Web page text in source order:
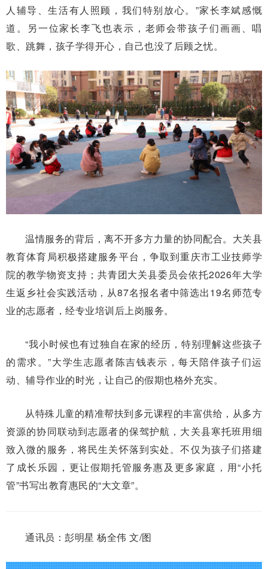
人辅导、生活有人照顾，我们特别放心。”家长李斌感慨
道。另一位家长李飞也表示，老师会带孩子们画画、唱
歌、跳舞，孩子学得开心，自己也没了后顾之忧。
温情服务的背后，离不开多方力量的协同配合。大关县
教育体育局积极搭建服务平台，争取到重庆市工业技师学
院的教学物资支持；共青团大关县委员会依托2026年大学
生返乡社会实践活动，从87名报名者中筛选出19名师范专
业的志愿者，经专业培训后上岗服务。
“我小时候也有过独自在家的经历，特别理解这些孩子
的需求。”大学生志愿者陈吉钱表示，每天陪伴孩子们运
动、辅导作业的时光，让自己的假期也格外充实。
从特殊儿童的精准帮扶到多元课程的丰富供给，从多方
资源的协同联动到志愿者的保驾护航，大关县寒托班用细
致入微的服务，将民生关怀落到实处。不仅为孩子们搭建
了成长乐园，更让假期托管服务惠及更多家庭，用“小托
管”书写出教育惠民的“大文章”。
通讯员：彭明星 杨全伟 文/图